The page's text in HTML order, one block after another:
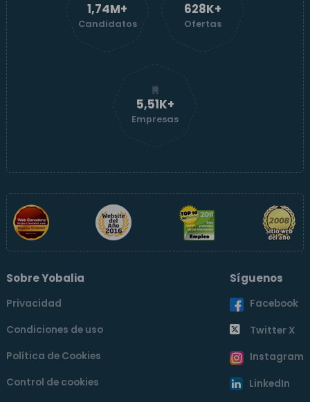
1,74M+
Candidatos
629K+
Ofertas
5,52K+
Empresas
Sobre Yobalia
Privacidad
Condiciones de uso
Política de Cookies
Control de cookies
Síguenos
Facebook
Twitter X
Instagram
LinkedIn